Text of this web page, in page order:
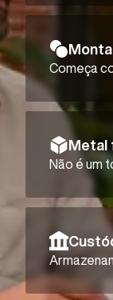
Começa
Metal
Não é um